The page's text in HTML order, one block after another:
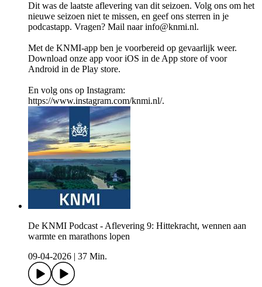
Dit was de laatste aflevering van dit seizoen. Volg ons om het
nieuwe seizoen niet te missen, en geef ons sterren in je
podcastapp. Vragen? Mail naar info@knmi.nl.
Met de KNMI-app ben je voorbereid op gevaarlijk weer.
Download onze app voor iOS in de App store of voor
Android in de Play store.
En volg ons op Instagram:
https://www.instagram.com/knmi.nl/.
De KNMI Podcast - Aflevering 9: Hittekracht, wennen aan
warmte en marathons lopen
09-04-2026
37 Min.